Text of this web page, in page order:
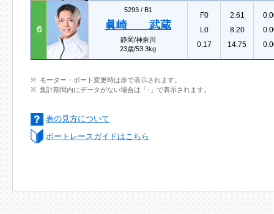
６
5293 / B1
眞崎 武蔵
静岡/神奈川
23歳/53.3kg
F0
L0
0.17
2.61
8.20
14.75
モーター・ボート変更時は赤で表示されます。
集計期間内にデータがない場合は「-」で表示されます。
表の見方について
ボートレースガイドはこちら